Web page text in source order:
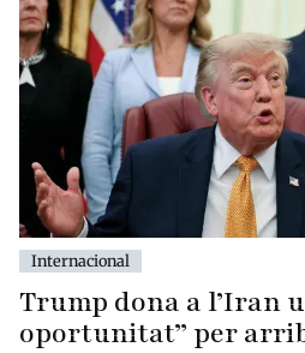
Internacional
Trump dona a l’Iran
oportunitat” per